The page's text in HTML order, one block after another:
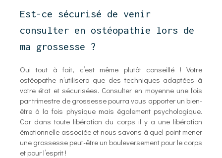
Est-ce sécurisé de venir
consulter en ostéopathie lors de
ma grossesse ?
Oui tout à fait, c’est même plutôt conseillé ! Votre
ostéopathe n’utilisera que des techniques adaptées à
votre état et sécurisées. Consulter en moyenne une fois
par trimestre de grossesse pourra vous apporter un bien-
être à la fois physique mais également psychologique.
Car dans toute libération du corps il y a une libération
émotionnelle associée et nous savons à quel point mener
une grossesse peut-être un bouleversement pour le corps
et pour l’esprit !